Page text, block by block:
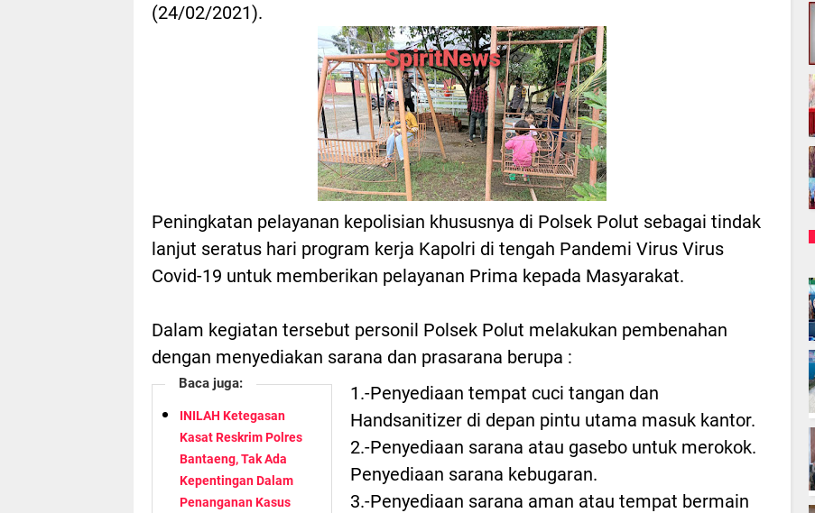
(24/02/2021).
Peningkatan pelayanan kepolisian khususnya di Polsek Polut sebagai tindak
lanjut seratus hari program kerja Kapolri di tengah Pandemi Virus Virus
Covid-19 untuk memberikan pelayanan Prima kepada Masyarakat.
Dalam kegiatan tersebut personil Polsek Polut melakukan pembenahan
dengan menyediakan sarana dan prasarana berupa :
Baca juga:
INILAH Ketegasan
Kasat Reskrim Polres
Bantaeng, Tak Ada
Kepentingan Dalam
Penanganan Kasus
1.-Penyediaan tempat cuci tangan dan
Handsanitizer di depan pintu utama masuk kantor.
2.-Penyediaan sarana atau gasebo untuk merokok.
Penyediaan sarana kebugaran.
3.-Penyediaan sarana aman atau tempat bermain